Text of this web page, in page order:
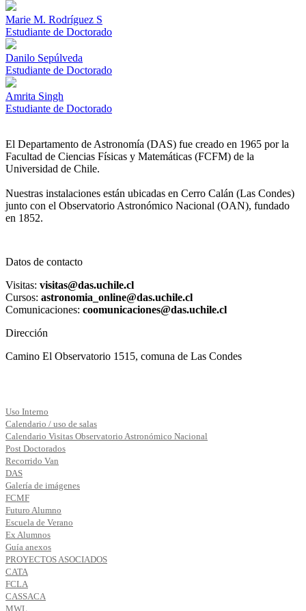
Marie M. Rodríguez S
Estudiante de Doctorado
Danilo Sepúlveda
Estudiante de Doctorado
Amrita Singh
Estudiante de Doctorado
El Departamento de Astronomía (DAS) fue creado en 1965 por la
Facultad de Ciencias Físicas y Matemáticas (FCFM) de la
Universidad de Chile.
Nuestras instalaciones están ubicadas en Cerro Calán (Las Condes)
junto con el Observatorio Astronómico Nacional (OAN), fundado
en 1852.
Datos de contacto
Visitas: visitas@das.uchile.cl
Cursos: astronomia_online@das.uchile.cl
Comunicaciones: coomunicaciones@das.uchile.cl
Dirección
Camino El Observatorio 1515, comuna de Las Condes
Uso Interno
Calendario / uso de salas
Calendario Visitas Observatorio Astronómico Nacional
Post Doctorados
Recorrido Van
DAS
Galería de imágenes
FCMF
Futuro Alumno
Escuela de Verano
Ex Alumnos
Guía anexos
PROYECTOS ASOCIADOS
CATA
FCLA
CASSACA
MWL